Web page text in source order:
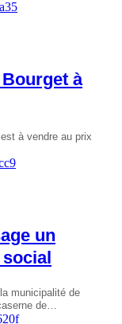
à
à vendre au prix
un
municipalité de
de…